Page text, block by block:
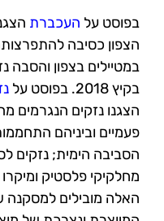
בפוסט על העכברת
הצפון כסיבה
במטיילים בצפון והסבה
בקיץ 2018. בפוסט על
הצגנו נזקים הנגרמים
פעמיים וביניהם
הסביבה הימית; נזקים
מחלקיקי פלסטיק
האלה מובילים